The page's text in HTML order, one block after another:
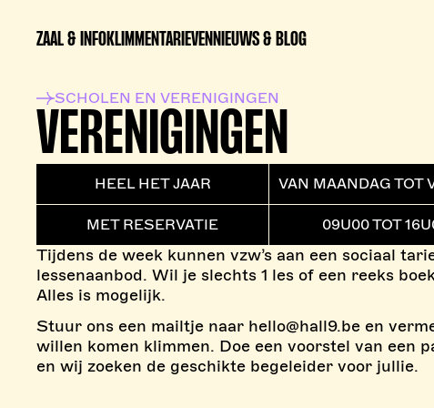
ZAAL & INFOKLIMMENTARIEVENNIEUWS & BLOG
SCHOLEN EN VERENIGINGEN
VERENIGINGEN
HEEL HET JAAR VAN MAANDAG TOT
MET RESERVATIE 09U00 TOT
Tijdens de week kunnen vzw’s aan een sociaal
lessenaanbod. Wil je slechts 1 les of een reeks
Alles is mogelijk.
Stuur ons een mailtje naar hello@hall9.be en
willen komen klimmen. Doe een voorstel van een
en wij zoeken de geschikte begeleider voor jullie.